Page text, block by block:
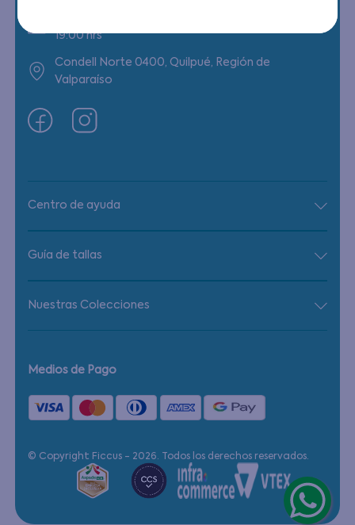
19:00 hrs
Condell Norte 0400, Quilpué, Región de
Valparaíso
Centro de ayuda
Guía de tallas
Nuestras Colecciones
Medios de Pago
© Copyright Ficcus - 2026. Todos los derechos reservados.